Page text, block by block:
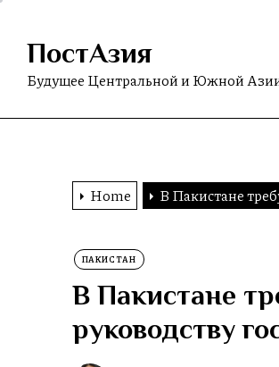
Skip
content
ПостАзия
Будущее Центральной и Южной
Home В Пакистане
ПАКИСТАН
В Пакистане
руководству